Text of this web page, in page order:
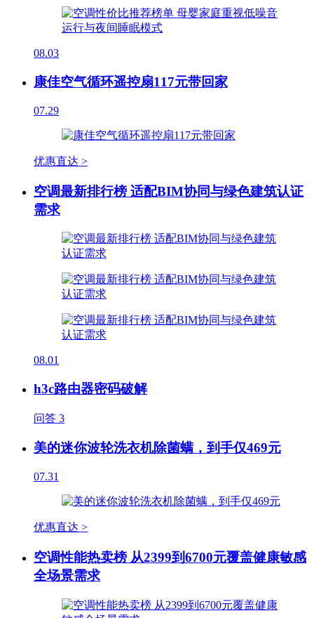
08.03
康佳空气循环遥控扇117元带回家
07.29
优惠直达 >
空调最新排行榜 适配BIM协同与绿色建筑认证
需求
08.01
h3c路由器密码破解
问答 3
美的迷你波轮洗衣机除菌螨，到手仅469元
07.31
优惠直达 >
空调性能热卖榜 从2399到6700元覆盖健康敏感
全场景需求